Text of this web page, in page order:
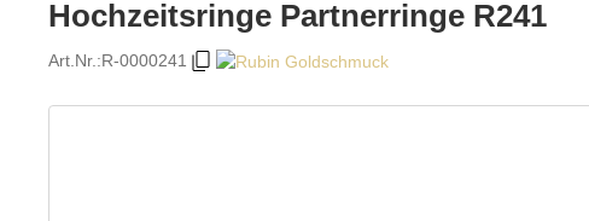
Hochzeitsringe Partnerringe R241
Art.Nr.:R-0000241